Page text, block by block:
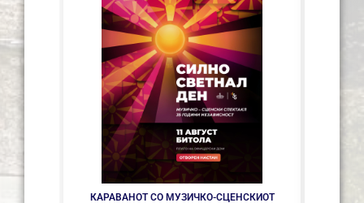
КАРАВАНОТ СО МУЗИЧКО-СЦЕНСКИОТ